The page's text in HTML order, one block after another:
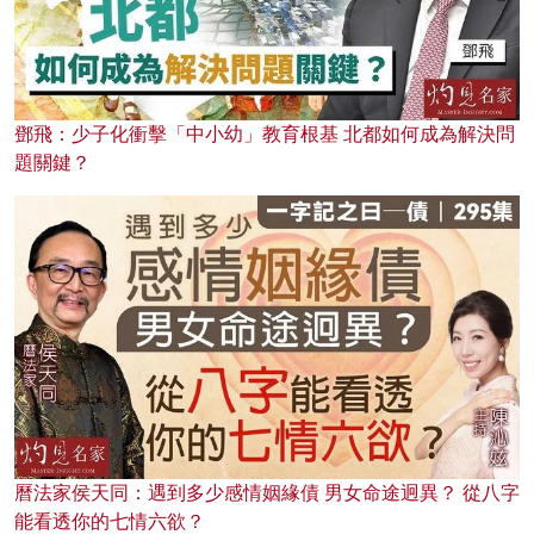
鄧飛：少子化衝擊「中小幼」教育根基 北都如何成為解決問
題關鍵？
曆法家侯天同：遇到多少感情姻緣債 男女命途迥異？ 從八字
能看透你的七情六欲？